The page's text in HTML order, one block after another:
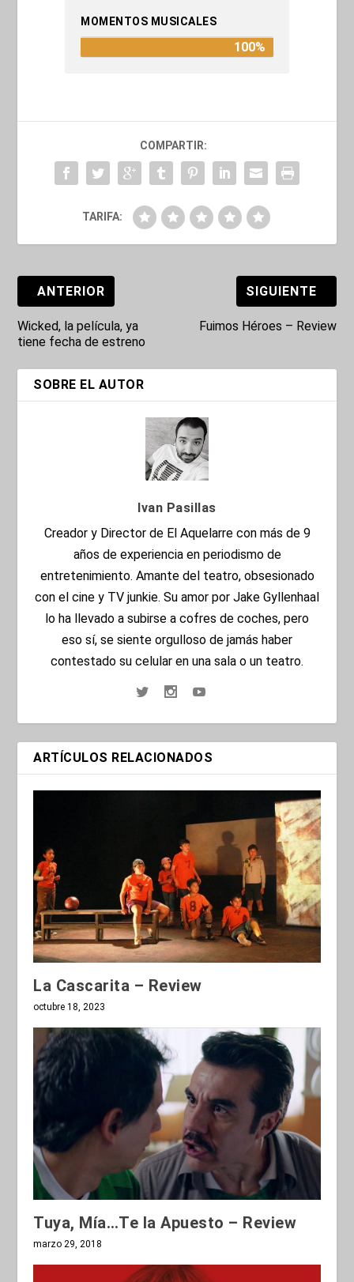
MOMENTOS MUSICALES
100%
COMPARTIR:
TARIFA:
ANTERIOR
Wicked, la película, ya
tiene fecha de estreno
SIGUIENTE
Fuimos Héroes – Review
SOBRE EL AUTOR
Ivan Pasillas
Creador y Director de El Aquelarre con más de 9
años de experiencia en periodismo de
entretenimiento. Amante del teatro, obsesionado
con el cine y TV junkie. Su amor por Jake Gyllenhaal
lo ha llevado a subirse a cofres de coches, pero
eso sí, se siente orgulloso de jamás haber
contestado su celular en una sala o un teatro.
ARTÍCULOS RELACIONADOS
La Cascarita – Review
octubre 18, 2023
Tuya, Mía…Te la Apuesto – Review
marzo 29, 2018